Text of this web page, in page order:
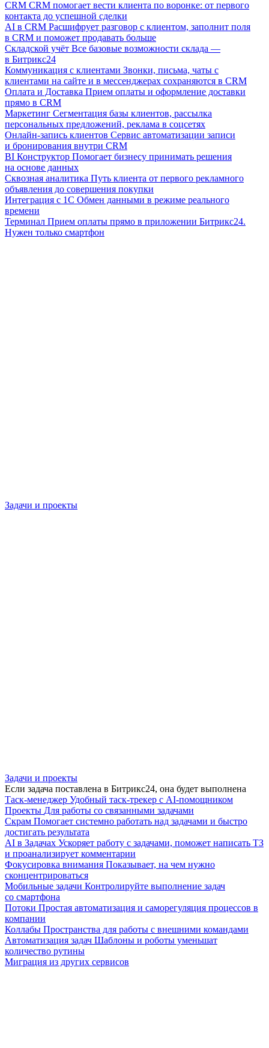
CRM CRM помогает вести клиента по воронке: от первого
контакта до успешной сделки
AI в CRM Расшифрует разговор с клиентом, заполнит поля
в CRM и поможет продавать больше
Складской учёт Все базовые возможности склада —
в Битрикс24
Коммуникация с клиентами Звонки, письма, чаты с
клиентами на сайте и в мессенджерах сохраняются в CRM
Оплата и Доставка Прием оплаты и оформление доставки
прямо в CRM
Маркетинг Сегментация базы клиентов, рассылка
персональных предложений, реклама в соцсетях
Онлайн-запись клиентов Сервис автоматизации записи
и бронирования внутри CRM
BI Конструктор Помогает бизнесу принимать решения
на основе данных
Сквозная аналитика Путь клиента от первого рекламного
объявления до совершения покупки
Интеграция с 1С Обмен данными в режиме реального
времени
Терминал Прием оплаты прямо в приложении Битрикс24.
Нужен только смартфон
Задачи и проекты
Задачи и проекты
Если задача поставлена в Битрикс24, она будет выполнена
Таск-менеджер Удобный таск-трекер с AI-помощником
Проекты Для работы со связанными задачами
Скрам Помогает системно работать над задачами и быстро
достигать результата
AI в Задачах Ускоряет работу с задачами, поможет написать ТЗ
и проанализирует комментарии
Фокусировка внимания Показывает, на чем нужно
сконцентрироваться
Мобильные задачи Контролируйте выполнение задач
со смартфона
Потоки Простая автоматизация и саморегуляция процессов в
компании
Коллабы Пространства для работы с внешними командами
Автоматизация задач Шаблоны и роботы уменьшат
количество рутины
Миграция из других сервисов